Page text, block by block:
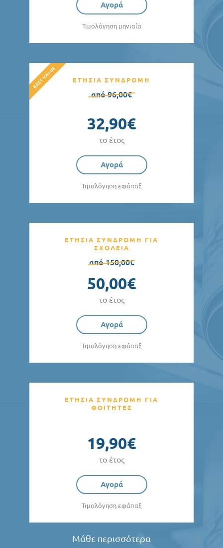
Αγορά
Τιμολόγηση μηνιαία
ΕΤΗΣΙΑ ΣΥΝΔΡΟΜΗ
από 96,00€
32,90€
το έτος
Αγορά
Τιμολόγηση εφάπαξ
ΕΤΗΣΙΑ ΣΥΝΔΡΟΜΗ ΓΙΑ
ΣΧΟΛΕΙΑ
από 150,00€
50,00€
το έτος
Αγορά
Τιμολόγηση εφάπαξ
ΕΤΗΣΙΑ ΣΥΝΔΡΟΜΗ ΓΙΑ
ΦΟΙΤΗΤΕΣ
19,90€
το έτος
Αγορά
Τιμολόγηση εφάπαξ
Μάθε περισσότερα